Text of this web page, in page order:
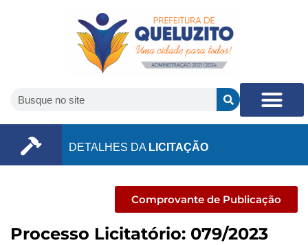
DETALHES DA LICITAÇÃO
Comprovante de Publicação
Processo Licitatório: 079/2023